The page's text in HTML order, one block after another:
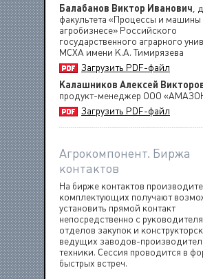
Балабанов Виктор Иванович ,
факультета «Процессы и машины
агробизнесе» Российского
государственного аграрного
МСХА имени К.А. Тимирязева
Загрузить PDF-файл
Калашников Алексей
продукт-менеджер ООО
Загрузить PDF-файл
Агрокомпонент. Биржа
контактов
На бирже контактов
комплектующих получают
установить прямой контакт
непосредственно с
отделов закупок и
ведущих заводов-
техники. Сессия проводится в
быстрых встреч.